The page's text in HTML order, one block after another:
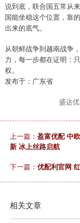
说到底，联合国五常从
国能坐稳这个位置，靠
出来的底气。
从朝鲜战争到越南战争
力，每一步都在证明：
权。
发布于：广东省
盛达
上一篇： 盈富优配 中
新 冰上丝路启航
下一篇： 优配利官网
相关文章